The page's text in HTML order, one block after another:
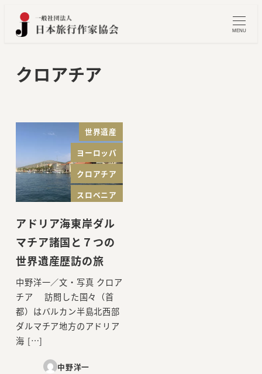
MENU
クロアチア
世界遺産
ヨーロッパ
クロアチア
スロベニア
アドリア海東岸ダル
マチア諸国と７つの
世界遺産歴訪の旅
中野洋一／文・写真 クロア
チア 訪問した国々（首
都）はバルカン半島北西部
ダルマチア地方のアドリア
海 […]
中野洋一